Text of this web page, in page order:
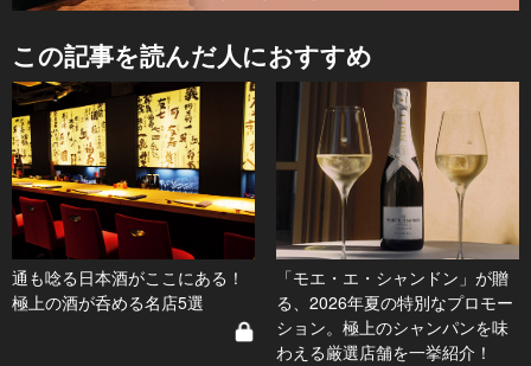
この記事を読んだ人におすすめ
通も唸る日本酒がここにある！
極上の酒が呑める名店5選
「モエ・エ・シャンドン」が贈
る、2026年夏の特別なプロモー
ション。極上のシャンパンを味
わえる厳選店舗を一挙紹介！